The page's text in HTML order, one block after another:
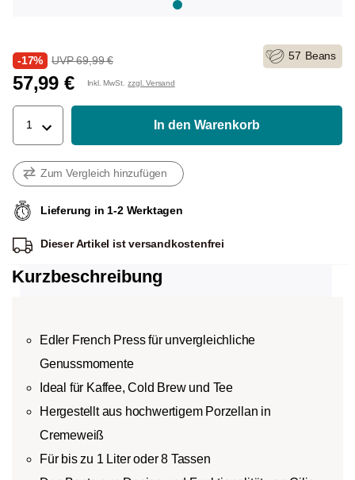
-17% UVP 69,99 €
57,99 € Inkl. MwSt. zzgl. Versand
57 Beans
1 In den Warenkorb
Zum Vergleich hinzufügen
Lieferung in 1-2 Werktagen
Dieser Artikel istversandkostenfrei
Kurzbeschreibung
Edler French Press für unvergleichliche
Genussmomente
Ideal für Kaffee, Cold Brew und Tee
Hergestellt aus hochwertigem Porzellan in
Cremeweiß
Für bis zu 1 Liter oder 8 Tassen